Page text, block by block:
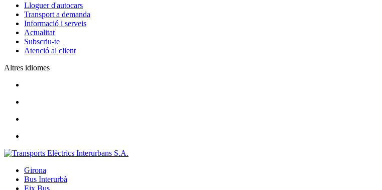
Lloguer d'autocars
Transport a demanda
Informació i serveis
Actualitat
Subscriu-te
Atenció al client
Altres idiomes
Girona
Bus Interurbà
Eix Bus